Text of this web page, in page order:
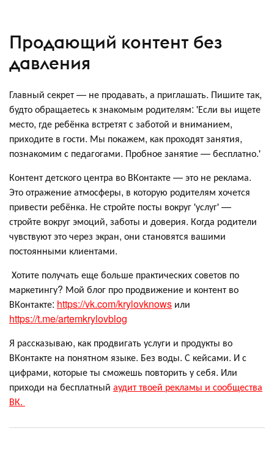
Продающий контент без
давления
Главный секрет — не продавать, а приглашать. Пишите так,
будто обращаетесь к знакомым родителям: 'Если вы ищете
место, где ребёнка встретят с заботой и вниманием,
приходите в гости. Мы покажем, как проходят занятия,
познакомим с педагогами. Пробное занятие — бесплатно.'
Контент детского центра во ВКонтакте — это не реклама.
Это отражение атмосферы, в которую родителям хочется
привести ребёнка. Не стройте посты вокруг 'услуг' —
стройте вокруг эмоций, заботы и доверия. Когда родители
чувствуют это через экран, они становятся вашими
постоянными клиентами.
Хотите получать еще больше практических советов по
маркетингу? Мой блог про продвижение и контент во
ВКонтакте: https://vk.com/krylovknows или
https://t.me/artemkrylovblog
Я рассказываю, как продвигать услуги и продукты во
ВКонтакте на понятном языке. Без воды. С кейсами. И с
цифрами, которые ты сможешь повторить у себя. Или
приходи на бесплатный аудит твоей рекламы и сообщества
ВК.